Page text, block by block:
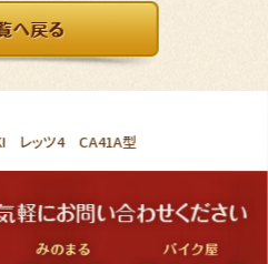
レッツ4 CA41A型